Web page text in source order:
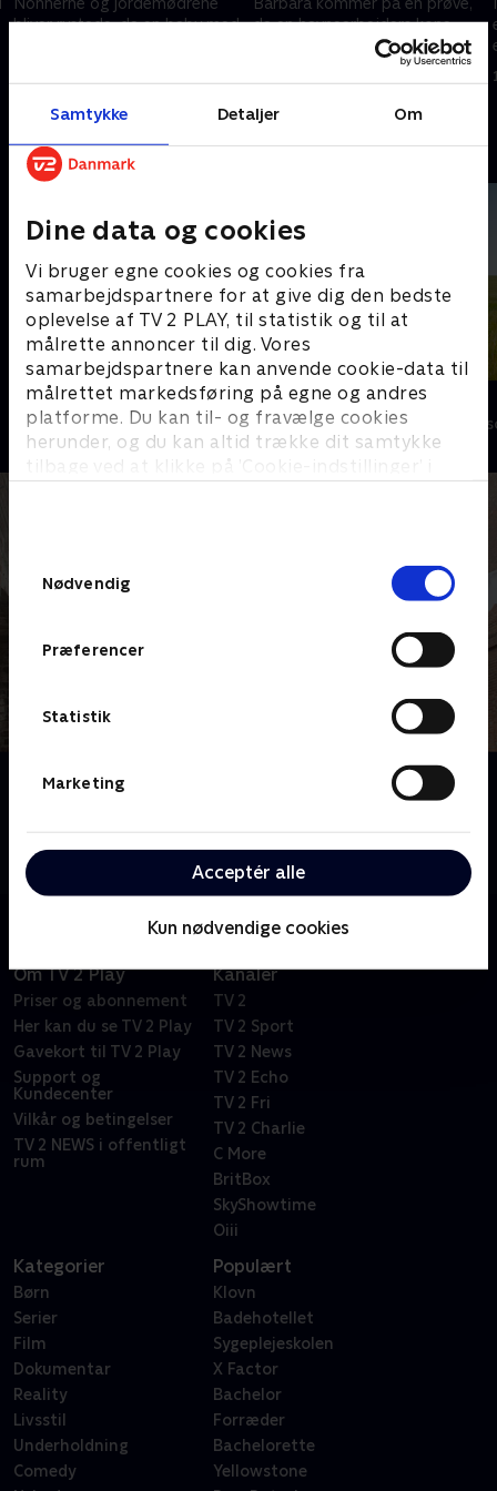
Samtykke Detaljer Om
Dine data og cookies
Vi bruger egne cookies og cookies fra
samarbejdspartnere for at give dig den bedste
oplevelse af TV 2 PLAY, til statistik og til at
målrette annoncer til dig. Vores
samarbejdspartnere kan anvende cookie-data til
målrettet markedsføring på egne og andres
platforme. Du kan til- og fravælge cookies
herunder, og du kan altid trække dit samtykke
tilbage ved at klikke på ’Cookie-indstillinger’ i
Nødvendig
Præferencer
Statistik
Marketing
Acceptér alle
Kun nødvendige cookies
Nonnerne og jordemødrene
bliver rystede, da en baby med
Barbara kommer på en prøve,
da en havnearbejders kone
bliver tvunget til et svært valg.
Andre så også
Badehotellet
Drama • 10 sæsoner
Doc Martin
Drama • 10
Om Jordemoderen
1900-tallet. Baseret på Jennifer Worths erindringer.
Om TV 2 Play
Priser og abonnement
Her kan du se TV 2 Play
Gavekort til TV 2 Play
Support og
Kundecenter
Vilkår og betingelser
TV 2 NEWS i offentligt
rum
Kanaler
TV 2
TV 2 Sport
TV 2 News
TV 2 Echo
TV 2 Fri
TV 2 Charlie
C More
BritBox
SkyShowtime
Oiii
Kategorier
Børn
Serier
Film
Dokumentar
Reality
Livsstil
Underholdning
Comedy
Populært
Klovn
Badehotellet
Sygeplejeskolen
X Factor
Bachelor
Forræder
Bachelorette
Yellowstone